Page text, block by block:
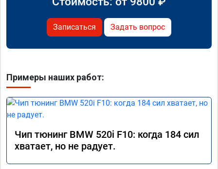
Записаться Задать вопрос
Примеры наших работ:
Чип тюнинг BMW 520i F10: когда 184 сил
хватает, но не радует.